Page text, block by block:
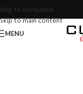
Skip to navigation
Skip to main content
MENU